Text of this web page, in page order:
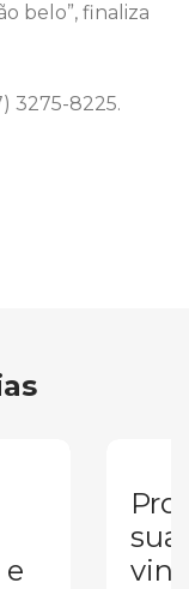
belo”, finaliza
3275-8225.
sua